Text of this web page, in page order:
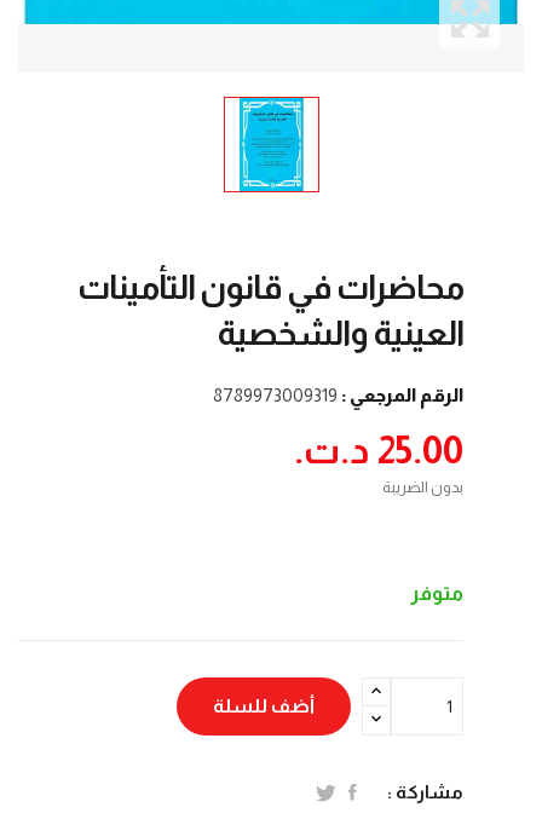
محاضرات في قانون التأمينات
العينية والشخصية
الرقم المرجعي : 8789973009319
25.00 د.ت.‏
بدون الضريبة
متوفر
أضف للسلة
مشاركة :